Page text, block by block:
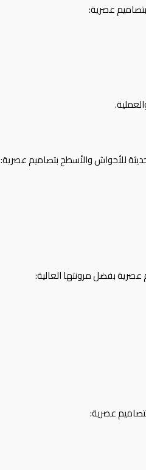
عصرية:
للأحواش والأسطح بتصاميم عصرية:
بفضل مرونتها العالية:
عصرية: